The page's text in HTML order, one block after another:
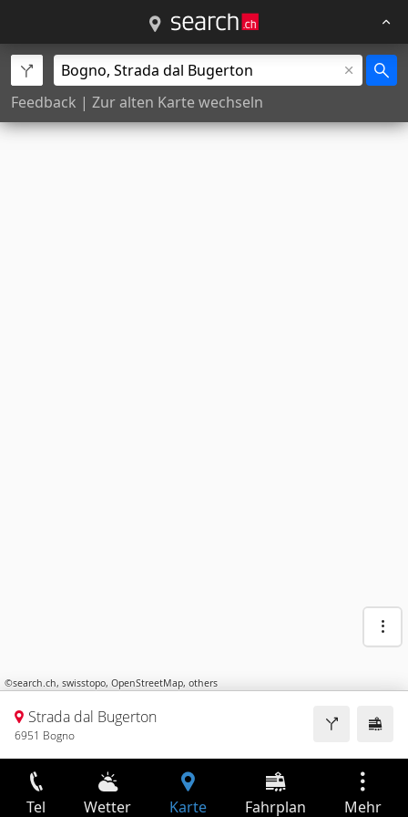
Feedback | Zur alten Karte wechseln
©search.ch, swisstopo, OpenStreetMap, others
Strada dal Bugerton
6951 Bogno
Tel Wetter Karte Fahrplan Mehr